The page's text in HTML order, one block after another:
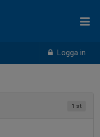
Logga in
1 st